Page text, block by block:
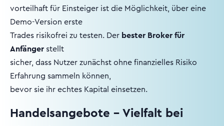
vorteilhaft für Einsteiger ist die Möglichkeit, über eine
Demo-Version erste
Trades risikofrei zu testen. Der bester Broker für
Anfänger stellt
sicher, dass Nutzer zunächst ohne finanzielles Risiko
Erfahrung sammeln können,
bevor sie ihr echtes Kapital einsetzen.
Handelsangebote – Vielfalt bei